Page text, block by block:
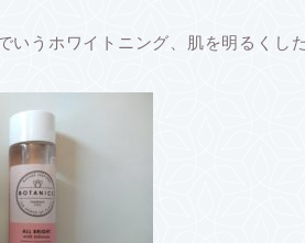
いうホワイトニング、肌を明るくし